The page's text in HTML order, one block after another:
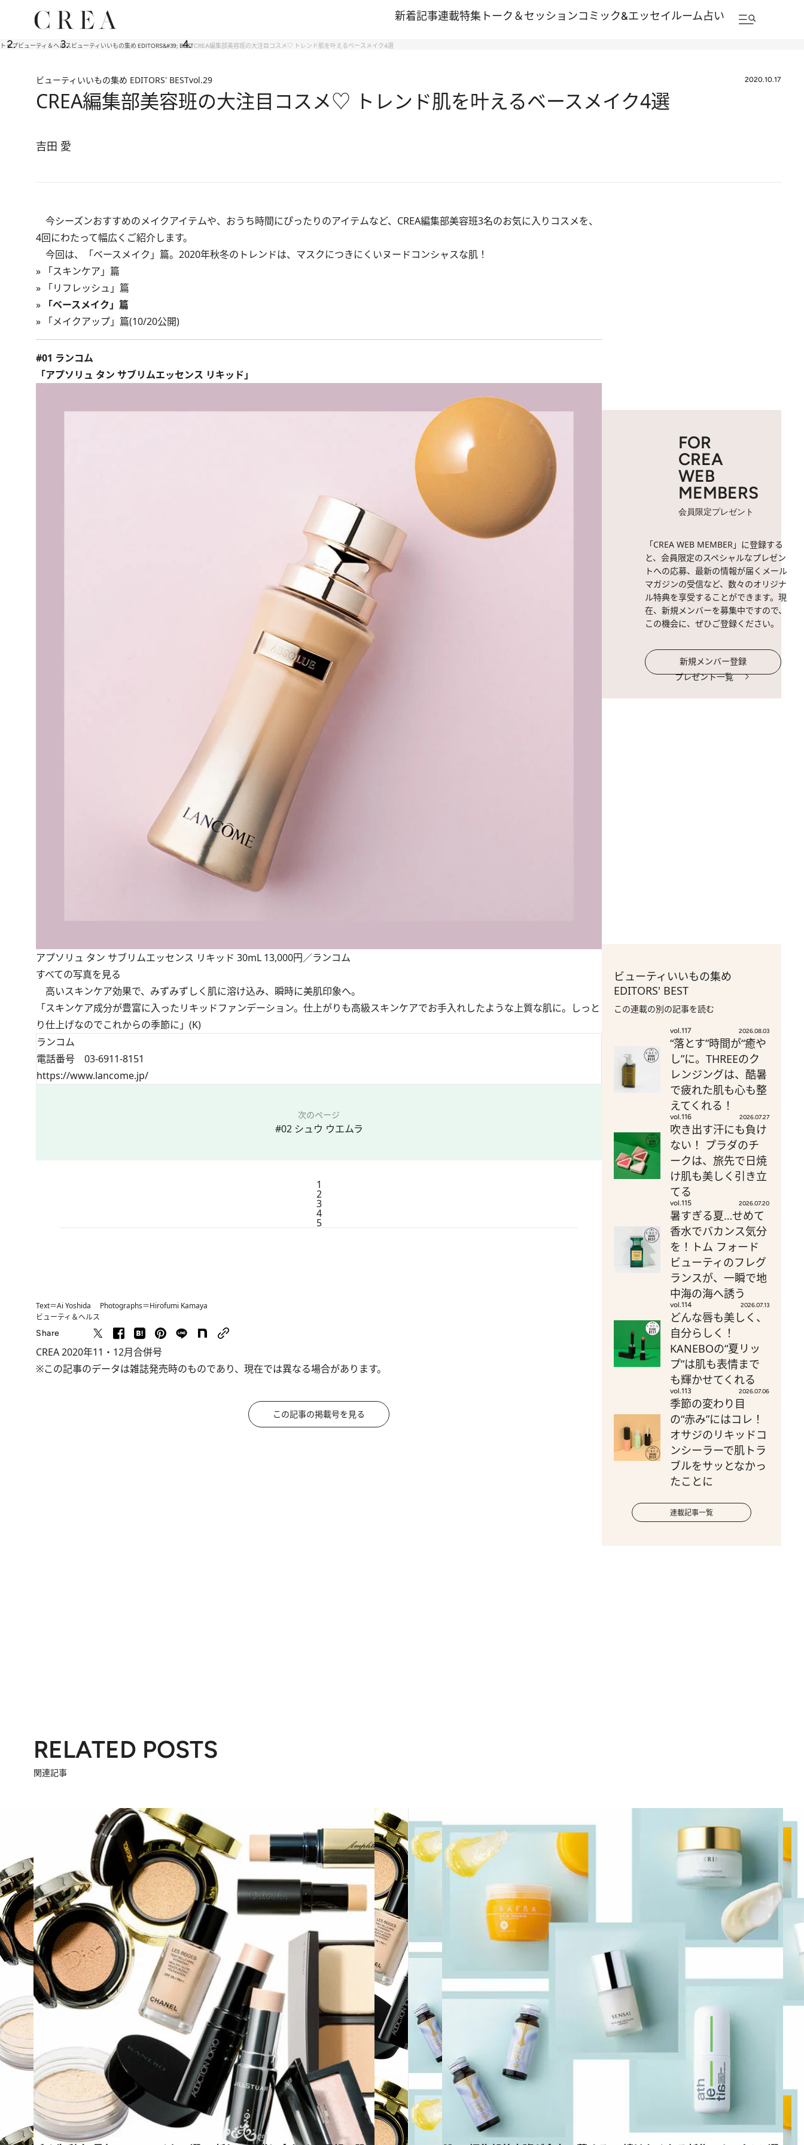
新着記事連載特集 トーク＆セッションコミック&エッセイルーム占い
トップビューティ＆ヘルス ビューティいいもの集め EDITORS&#39; BESTCREA編集部美容班の大注目コスメ♡ トレンド肌を叶えるベースメイク4選
ビューティいいもの集め EDITORS' BESTvol.29 2020.10.17
CREA編集部美容班の大注目コスメ♡ トレンド肌を叶えるベースメイク4選
吉田 愛
今シーズンおすすめのメイクアイテムや、おうち時間にぴったりのアイテムなど、CREA編集部美容班3名のお気に入りコスメを、
4回にわたって幅広くご紹介します。
今回は、「ベースメイク」篇。2020年秋冬のトレンドは、マスクにつきにくいヌードコンシャスな肌！
»
「スキンケア」篇
»
「リフレッシュ」篇
»
「ベースメイク」篇
» 「メイクアップ」篇(10/20公開)
#01 ランコム
「アプソリュ タン サブリムエッセンス リキッド」
アプソリュ タン サブリムエッセンス リキッド 30mL 13,000円／ランコム
すべての写真を見る
高いスキンケア効果で、みずみずしく肌に溶け込み、瞬時に美肌印象へ。
「スキンケア成分が豊富に入ったリキッドファンデーション。仕上がりも高級スキンケアでお手入れしたような上質な肌に。しっと
り仕上げなのでこれからの季節に」(K)
ランコム
電話番号 03-6911-8151
https://www.lancome.jp/
次のページ
#02 シュウ ウエムラ
1
2
3
4
5
Text＝Ai Yoshida Photographs＝Hirofumi Kamaya
ビューティ＆ヘルス
Share
CREA 2020年11・12月合併号
※この記事のデータは雑誌発売時のものであり、現在では異なる場合があります。
この記事の掲載号を見る
FOR
CREA
WEB
MEMBERS
会員限定プレゼント
「CREA WEB MEMBER」に登録する
と、会員限定のスペシャルなプレゼン
トへの応募、最新の情報が届くメール
マガジンの受信など、数々のオリジナ
ル特典を享受することができます。現
在、新規メンバーを募集中ですので、
この機会に、ぜひご登録ください。
新規メンバー登録
プレゼント一覧
ビューティいいもの集め
EDITORS' BEST
この連載の別の記事を読む
vol.117 2026.08.03
“落とす”時間が“癒や
し”に。THREEのク
レンジングは、酷暑
で疲れた肌も心も整
えてくれる！
vol.116 2026.07.27
吹き出す汗にも負け
ない！ プラダのチ
ークは、旅先で日焼
け肌も美しく引き立
てる
vol.115 2026.07.20
暑すぎる夏…せめて
香水でバカンス気分
を！トム フォード
ビューティのフレグ
ランスが、一瞬で地
中海の海へ誘う
vol.114 2026.07.13
どんな唇も美しく、
自分らしく！
KANEBOの“夏リッ
プ”は肌も表情まで
も輝かせてくれる
vol.113 2026.07.06
季節の変わり目
の“赤み”にはコレ！
オサジのリキッドコ
ンシーラーで肌トラ
ブルをサッとなかっ
たことに
連載記事一覧
RELATED POSTS
関連記事